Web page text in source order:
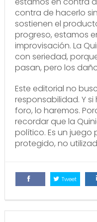
contra de hacerlo
sostienen el
progreso, estamos
improvisación. La
con seriedad,
pasan, pero los
Este editorial no
responsabilidad. Y
foro, lo haremos.
recordar que la
político. Es un juego
protegido, no
Tweet